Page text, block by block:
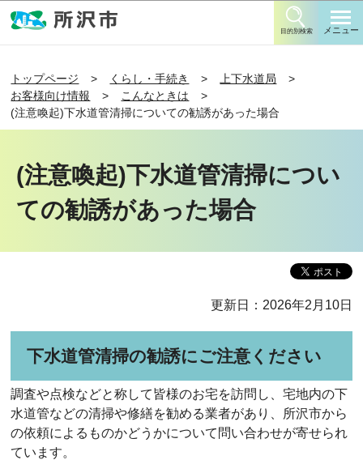
目的別検索 メニュー
トップページ くらし・手続き
上下水道局
お客様向け情報
こんなときは
(注意喚起)下水道管清掃についての勧誘があった場合
(注意喚起)下水道管清掃につい
ての勧誘があった場合
更新日：2026年2月10日
下水道管清掃の勧誘にご注意ください
調査や点検などと称して皆様のお宅を訪問し、宅地内の下
水道管などの清掃や修繕を勧める業者があり、所沢市から
の依頼によるものかどうかについて問い合わせが寄せられ
ています。